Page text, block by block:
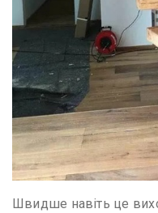
Швидше навіть це